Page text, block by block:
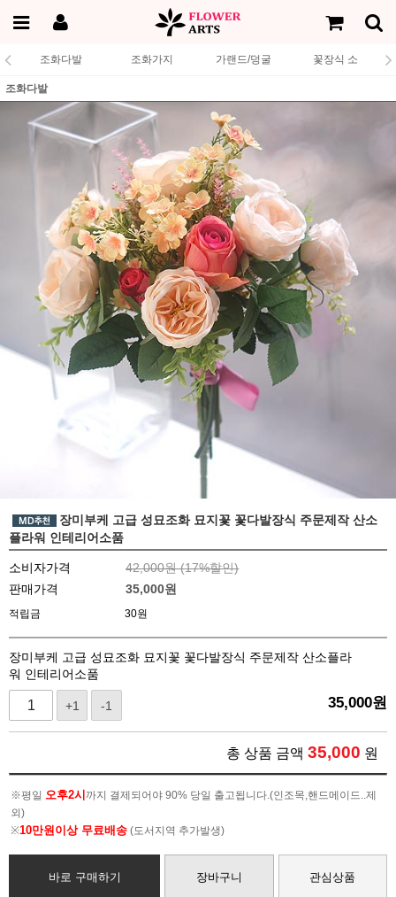
조화다발 조화가지 가랜드/덩굴 꽃장식 소
조화다발
장미부케 고급 성묘조화 묘지꽃 꽃다발장식 주문제작 산소
플라워 인테리어소품
소비자가격 42,000원 (17%할인)
판매가격
35,000원
적립금 30원
장미부케 고급 성묘조화 묘지꽃 꽃다발장식 주문제작 산소플라
워 인테리어소품
+1 -1 35,000원
총 상품 금액 35,000 원
※평일 오후2시 까지 결제되어야 90% 당일 출고됩니다.(인조목,핸드메이드..제
외)
※10만원이상 무료배송 (도서지역 추가발생)
바로 구매하기 장바구니 관심상품